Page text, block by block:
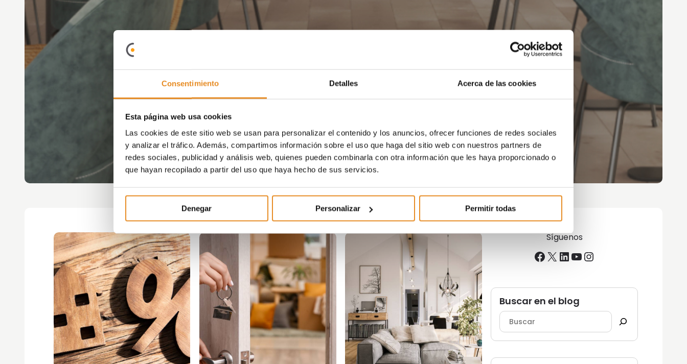
Consentimiento Detalles Acerca de las cookies
Esta página web usa cookies
Las cookies de este sitio web se usan para personalizar el contenido y los anuncios, ofrecer funciones de redes sociales
y analizar el tráfico. Además, compartimos información sobre el uso que haga del sitio web con nuestros partners de
redes sociales, publicidad y análisis web, quienes pueden combinarla con otra información que les haya proporcionado o
que hayan recopilado a partir del uso que haya hecho de sus servicios.
Denegar Personalizar Permitir todas
Síguenos
Facebook
X LinkedIn
YouTube
Instagram
Buscar en el blog